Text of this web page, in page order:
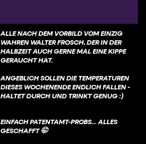
ALLE NACH DEM VORBILD VOM EINZIG
WAHREN WALTER FROSCH, DER IN DER
HALBZEIT AUCH GERNE MAL EINE KIPPE
GERAUCHT HAT.
ANGEBLICH SOLLEN DIE TEMPERATUREN
DIESES WOCHENENDE ENDLICH FALLEN -
HALTET DURCH UND TRINKT GENUG :)
EINFACH PATENTAMT-PROBS… ALLES
GESCHAFFT 🤭